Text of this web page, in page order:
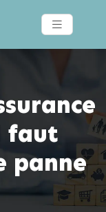
faut
panne